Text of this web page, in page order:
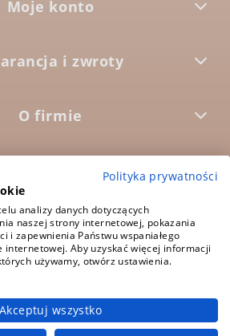
Moje konto
i zwroty
O firmie
ocena:5.0
Polityka prywatności
analizy danych dotyczących
naszej strony internetowej, pokazania
i zapewnienia Państwu wspaniałego
internetowej. Aby uzyskać więcej informacji
używamy, otwórz ustawienia.
Akceptuj wszystko